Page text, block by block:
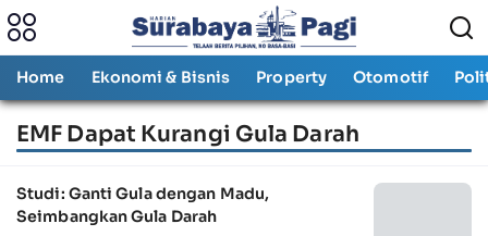
Home Ekonomi & Bisnis Property Otomotif
EMF Dapat Kurangi Gula Darah
Studi: Ganti Gula dengan Madu,
Seimbangkan Gula Darah